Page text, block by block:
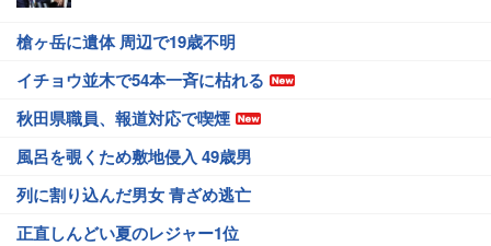
槍ヶ岳に遺体 周辺で19歳不明
イチョウ並木で54本一斉に枯れる
秋田県職員、報道対応で喫煙
風呂を覗くため敷地侵入 49歳男
列に割り込んだ男女 青ざめ逃亡
正直しんどい夏のレジャー1位